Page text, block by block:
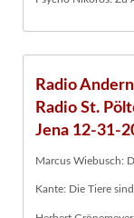
Radio
Radio St.
Jena 12-31-
Marcus Wiebusch:
Kante: Die Tiere